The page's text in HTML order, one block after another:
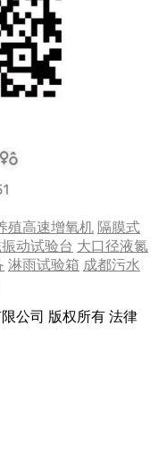
殖高速增氧机 隔膜式
动试验台 大口径液氮
淋雨试验箱 成都污水
公司 版权所有 法律